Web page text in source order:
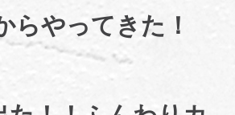
らやってきた！